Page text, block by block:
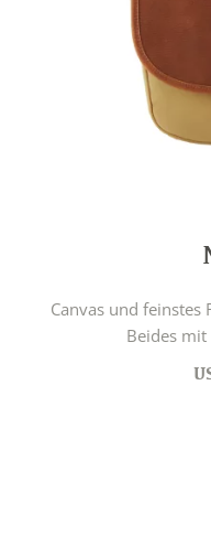
Canvas und feinstes
Beides